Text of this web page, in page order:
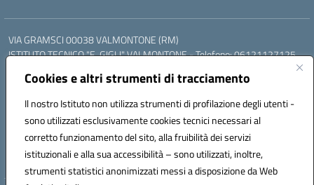
Cookies e altri strumenti di tracciamento
Il nostro Istituto non utilizza strumenti di profilazione degli utenti -
sono utilizzati esclusivamente cookies tecnici necessari al
corretto funzionamento del sito, alla fruibilità dei servizi
istituzionali e alla sua accessibilità – sono utilizzati, inoltre,
strumenti statistici anonimizzati messi a disposizione da Web
VIA GRAMSCI 00038 VALMONTONE (RM)
ISTITUTO TECNICO "E. GIGLI" VALMONTONE - Telefono: 06121127125
06121126825
LICEO DELLE SCIENZE UMANE "P.L. NERVI" SEGNI - Telefono:
Mail: RMIS099002@istruzione.it - PEC: RMIS099002@pec.istruzione.it
Codice meccanografico: RMIS099002
Codice fiscale: 95036960581